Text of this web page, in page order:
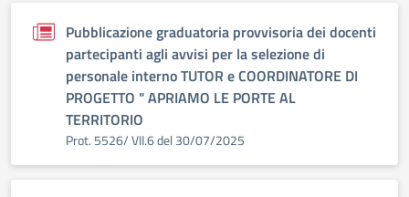
Pubblicazione graduatoria provvisoria dei docenti
partecipanti agli avvisi per la selezione di
personale interno TUTOR e COORDINATORE DI
PROGETTO " APRIAMO LE PORTE AL
TERRITORIO
Prot. 5526/ VII.6 del 30/07/2025